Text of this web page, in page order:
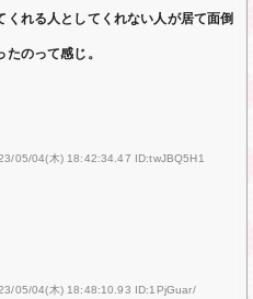
れる人としてくれない人が居て面倒
のって感じ。
05/04(木) 18:42:34.47 ID:twJBQ5H1
05/04(木) 18:48:10.93 ID:1PjGuar/